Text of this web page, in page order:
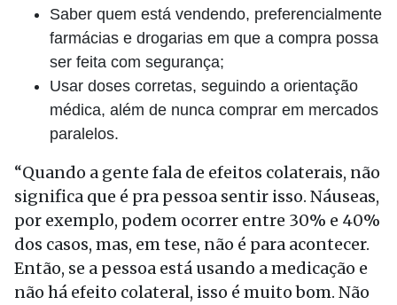
Saber quem está vendendo, preferencialmente
farmácias e drogarias em que a compra possa
ser feita com segurança;
Usar doses corretas, seguindo a orientação
médica, além de nunca comprar em mercados
paralelos.
“Quando a gente fala de efeitos colaterais, não
significa que é pra pessoa sentir isso. Náuseas,
por exemplo, podem ocorrer entre 30% e 40%
dos casos, mas, em tese, não é para acontecer.
Então, se a pessoa está usando a medicação e
não há efeito colateral, isso é muito bom. Não